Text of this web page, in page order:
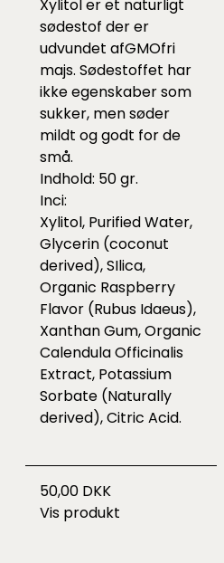
Xylitol er et naturligt
sødestof der er
udvundet afGMOfri
majs. Sødestoffet har
ikke egenskaber som
sukker, men søder
mildt og godt for de
små.
Indhold: 50 gr.
Inci:
Xylitol, Purified Water,
Glycerin (coconut
derived), SIlica,
Organic Raspberry
Flavor (Rubus Idaeus),
Xanthan Gum, Organic
Calendula Officinalis
Extract, Potassium
Sorbate (Naturally
derived), Citric Acid.
50,00 DKK
Vis produkt